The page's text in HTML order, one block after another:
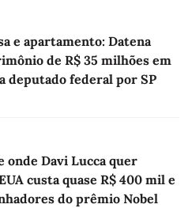
e apartamento: Datena
de R$ 35 milhões em
deputado federal por SP
onde Davi Lucca quer
custa quase R$ 400 mil e
do prêmio Nobel